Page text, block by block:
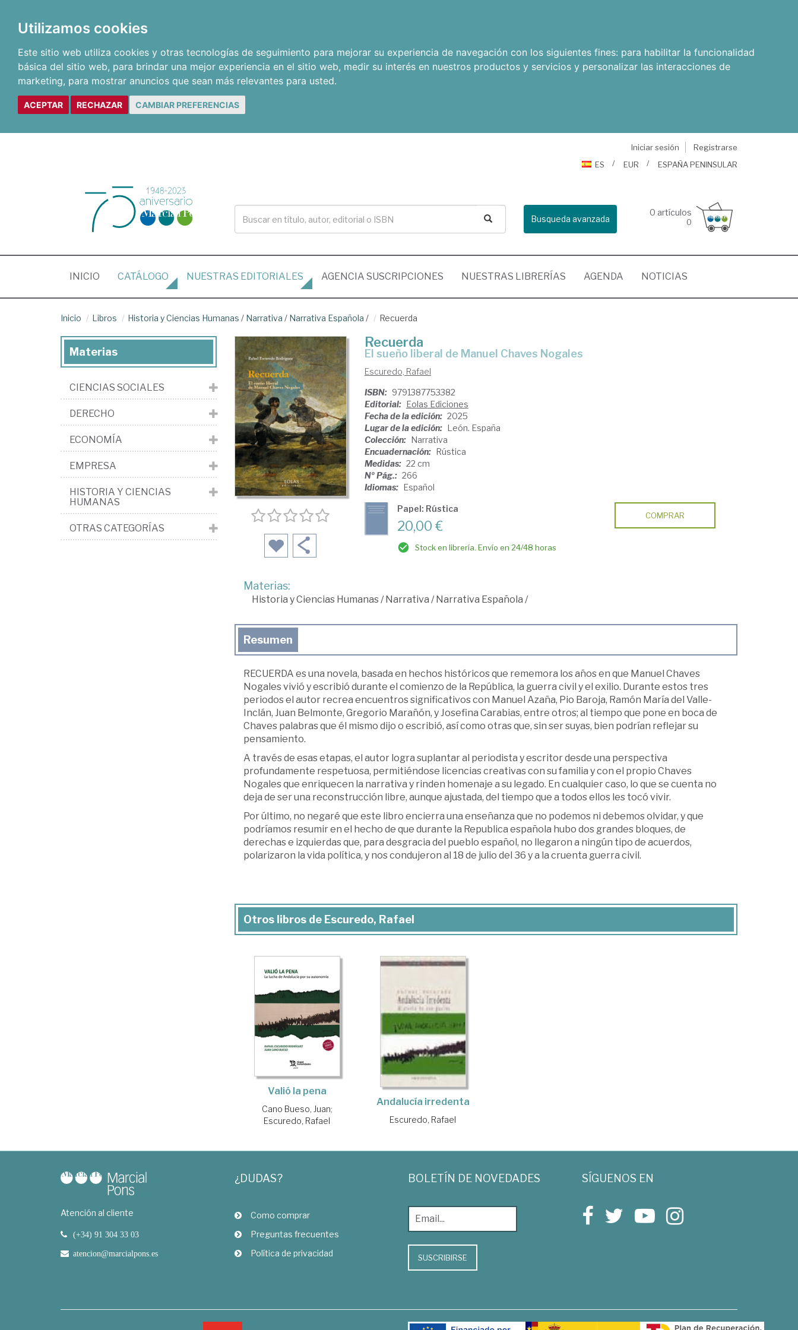
Utilizamos cookies
Este sitio web utiliza cookies y otras tecnologías de seguimiento para mejorar su experiencia de navegación con los siguientes fines: para habilitar la funcionalidad
básica del sitio web, para brindar una mejor experiencia en el sitio web, medir su interés en nuestros productos y servicios y personalizar las interacciones de
marketing, para mostrar anuncios que sean más relevantes para usted.
ACEPTAR RECHAZAR CAMBIAR PREFERENCIAS
Iniciar sesión
Registrarse
ES
EUR ESPAÑA PENINSULAR
Busqueda avanzada
0 artículos
0
INICIO (CURRENT)
CATÁLOGO NUESTRAS EDITORIALES AGENCIA SUSCRIPCIONES NUESTRAS LIBRERÍAS AGENDA NOTICIAS
Inicio Libros Historia y Ciencias Humanas / Narrativa / Narrativa Española / Recuerda
Recuerda
El sueño liberal de Manuel Chaves Nogales
Escuredo, Rafael
ISBN: 9791387753382
Editorial: Eolas Ediciones
Fecha de la edición: 2025
Lugar de la edición: León. España
Colección: Narrativa
Encuadernación: Rústica
Medidas: 22 cm
Nº Pág.: 266
Idiomas: Español
Papel: Rústica
20,00 €
Stock en librería. Envío en 24/48 horas
COMPRAR
Materias:
Historia y Ciencias Humanas/Narrativa /Narrativa Española /
Resumen
RECUERDA es una novela, basada en hechos históricos que rememora los años en que Manuel Chaves
Nogales vivió y escribió durante el comienzo de la República, la guerra civil y el exilio. Durante estos tres
periodos el autor recrea encuentros significativos con Manuel Azaña, Pio Baroja, Ramón María del Valle-
Inclán, Juan Belmonte, Gregorio Marañón, y Josefina Carabias, entre otros; al tiempo que pone en boca de
Chaves palabras que él mismo dijo o escribió, así como otras que, sin ser suyas, bien podrían reflejar su
pensamiento.
A través de esas etapas, el autor logra suplantar al periodista y escritor desde una perspectiva
profundamente respetuosa, permitiéndose licencias creativas con su familia y con el propio Chaves
Nogales que enriquecen la narrativa y rinden homenaje a su legado. En cualquier caso, lo que se cuenta no
deja de ser una reconstrucción libre, aunque ajustada, del tiempo que a todos ellos les tocó vivir.
Por último, no negaré que este libro encierra una enseñanza que no podemos ni debemos olvidar, y que
podríamos resumir en el hecho de que durante la Republica española hubo dos grandes bloques, de
derechas e izquierdas que, para desgracia del pueblo español, no llegaron a ningún tipo de acuerdos,
polarizaron la vida política, y nos condujeron al 18 de julio del 36 y a la cruenta guerra civil.
Otros libros de Escuredo, Rafael
Valió la pena
Cano Bueso, Juan;
Escuredo, Rafael
Andalucía irredenta
Escuredo, Rafael
Materias
CIENCIAS SOCIALES
DERECHO
ECONOMÍA
EMPRESA
HISTORIA Y CIENCIAS
HUMANAS
OTRAS CATEGORÍAS
Atención al cliente
(+34) 91 304 33 03
atencion@marcialpons.es
¿DUDAS?
Como comprar
Preguntas frecuentes
Política de privacidad
BOLETÍN DE NOVEDADES
SUSCRIBIRSE
SÍGUENOS EN